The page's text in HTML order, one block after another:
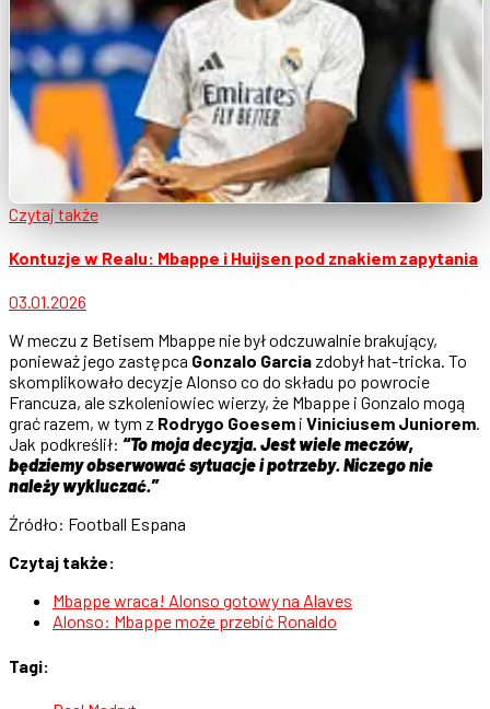
Czytaj także
Kontuzje w Realu: Mbappe i Huijsen pod znakiem zapytania
03.01.2026
W meczu z Betisem Mbappe nie był odczuwalnie brakujący,
ponieważ jego zastępca Gonzalo Garcia zdobył hat-tricka. To
skomplikowało decyzje Alonso co do składu po powrocie
Francuza, ale szkoleniowiec wierzy, że Mbappe i Gonzalo mogą
grać razem, w tym z Rodrygo Goesem i Viniciusem Juniorem.
Jak podkreślił: “To moja decyzja. Jest wiele meczów,
będziemy obserwować sytuacje i potrzeby. Niczego nie
należy wykluczać.”
Źródło: Football Espana
Czytaj także:
Mbappe wraca! Alonso gotowy na Alaves
Alonso: Mbappe może przebić Ronaldo
Tagi: